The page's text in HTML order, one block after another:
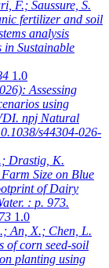
F.; Saussure, S.
fertilizer and soil
analysis
in Sustainable
1.0
Assessing
using
npj Natural
s44304-026-
Drastig, K.
Size on Blue
of Dairy
: p. 973.
1.0
An, X.; Chen, L.
of corn seed-soil
planting using